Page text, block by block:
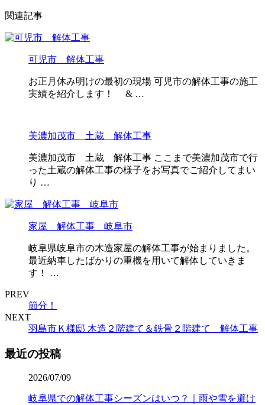
関連記事
可児市 解体工事
お正月休み明けの最初の現場 可児市の解体工事の施工
実績を紹介します！ & …
美濃加茂市 土蔵 解体工事
美濃加茂市 土蔵 解体工事 ここまで美濃加茂市で行
った土蔵の解体工事の様子をお写真でご紹介してまい
り …
家屋 解体工事 岐阜市
岐阜県岐阜市の木造家屋の解体工事が始まりました。
最近納車したばかりの重機を用いて解体していきま
す！ …
PREV
節分！
NEXT
羽島市Ｋ様邸 木造２階建て＆鉄骨２階建て 解体工事
最近の投稿
2026/07/09
岐阜県での解体工事シーズンはいつ？｜雨や雪を避け